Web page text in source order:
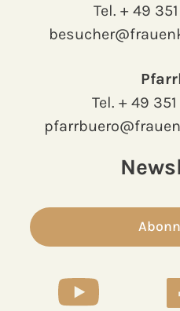
Tel. + 49
Tel. + 49